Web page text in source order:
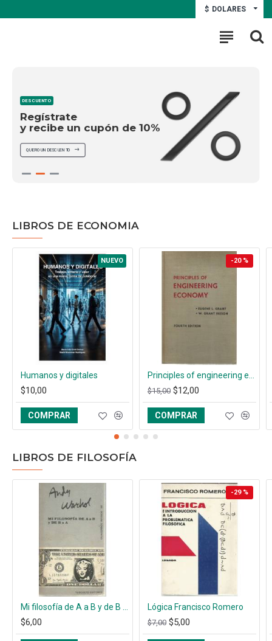
$ DOLARES
DESCUENTO
Regístrate
y recibe un cupón de 10%
QUIERO UN DESCUENTO
LIBROS DE ECONOMIA
NUEVO
Humanos y digitales
$10,00
COMPRAR
-20 %
Principles of engineering economy
$15,00 $12,00
COMPRAR
LIBROS DE FILOSOFÍA
Mi filosofía de A a B y de B a A
$6,00
-29 %
Lógica Francisco Romero
$7,00 $5,00